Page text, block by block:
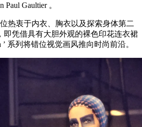
Gaultier 。
衷于内衣、胸衣以及探索身体第二
即凭借具有大胆外观的裸色印花连衣裙
’ 系列将错位视觉画风推向时尚前沿。